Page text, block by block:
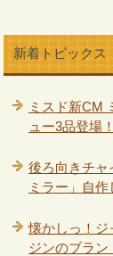
新着トピックス
ミスド新CM
ュー3品登場
後ろ向きチャ
ミラー」自
懐かしっ！ジ
ジンのブラ